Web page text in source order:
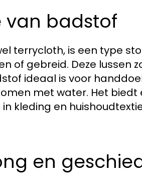
van badstof
terrycloth, is een type
of gebreid. Deze
ideaal is voor
met water. Het
kleding en
en